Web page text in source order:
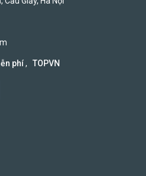
phí, TOPVN